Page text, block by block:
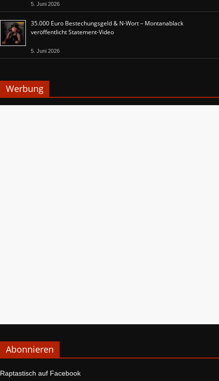
5. Juni 2026
35.000 Euro Bestechungsgeld & N-Wort – Montanablack
veröffentlicht Statement-Video
5. Juni 2026
Werbung
Abonnieren
Raptastisch auf Facebook